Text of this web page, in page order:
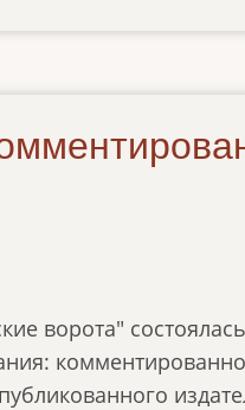
ворота"